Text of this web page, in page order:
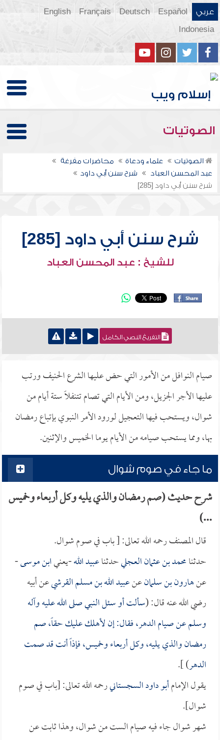
عربي Español
Deutsch
Français
English
Indonesia
الصوتيات
الصوتيات علماء ودعاة
محاضرات مفرغة
عبد المحسن العباد
شرح سنن أبي داود
شرح سنن أبي داود [285]
شرح سنن أبي داود [285]
للشيخ : عبد المحسن العباد
التفريغ النصي الكامل
صيام النوافل من الأمور التي حض عليها الشرع الحنيف ورتب
عليها الأجر الجزيل، ومن الأيام التي تصام تتنفلاً ستة أيام من
شوال، ويستحب فيها التعجيل لورود الأمر النبوي بإتباع رمضان
بها، ومما يستحب صيامه من الأيام يوما الخميس والإثنين.
ما جاء في صوم شوال
شرح حديث (صم رمضان والذي يليه وكل أربعاء وخميس
...)
قال المصنف رحمه الله تعالى: [ باب في صوم شوال.
حدثنامحمد بن عثمان العجليحدثناعبيد الله-يعنيابن موسى-
عنهارون بن سلمانعنعبيد الله بن مسلم القرشيعن أبيه
رضي الله عنه قال: (سألت أو سئل النبي صلى الله عليه وآله
وسلم عن صيام الدهر، فقال: إن لأهلك عليك حقاً، صم
رمضان والذي يليه، وكل أربعاء وخميس، فإذاً أنت قد صمت
الدهر) ].
يقول الإمامأبو داود السجستانيرحمه الله تعالى: [باب في صوم
شوال].
شهر شوال جاء فيه صيام الست من شوال، وهذا ثابت عن